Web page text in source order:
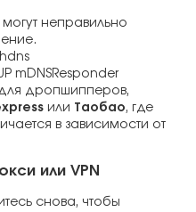
неправильно
mDNSResponder
дропшипперов,
или Таобао, где
в зависимости от
или VPN
снова, чтобы